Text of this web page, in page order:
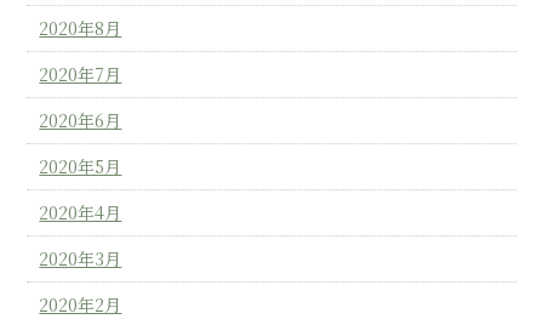
2020年8月
2020年7月
2020年6月
2020年5月
2020年4月
2020年3月
2020年2月